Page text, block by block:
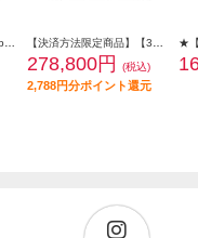
278,800円 (税込)
2,788円分ポイント還元